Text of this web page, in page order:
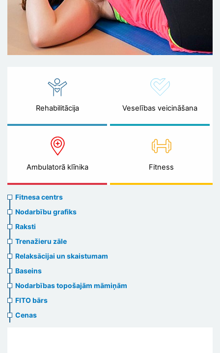
Rehabilitācija Veselības veicināšana
Ambulatorā klīnika Fitness
Sports
menu
Fitnesa centrs
Nodarbību grafiks
Raksti
Trenažieru zāle
Relaksācijai un skaistumam
Baseins
Nodarbības topošajām māmiņām
FITO bārs
Cenas